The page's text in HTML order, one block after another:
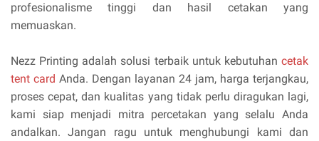
profesionalisme tinggi dan hasil cetakan yang
memuaskan.
Nezz Printing adalah solusi terbaik untuk kebutuhan cetak
tent card Anda. Dengan layanan 24 jam, harga terjangkau,
proses cepat, dan kualitas yang tidak perlu diragukan lagi,
kami siap menjadi mitra percetakan yang selalu Anda
andalkan. Jangan ragu untuk menghubungi kami dan